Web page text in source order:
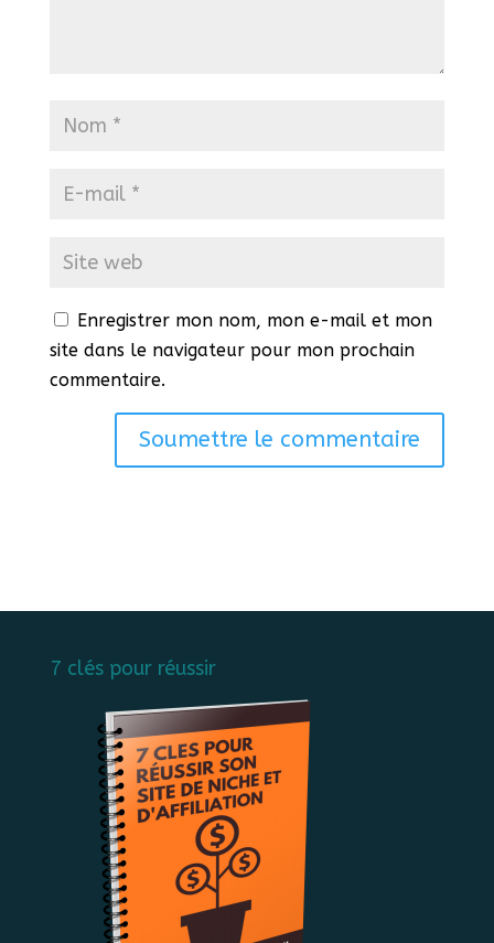
Enregistrer mon nom, mon e-mail et mon
site dans le navigateur pour mon prochain
commentaire.
Soumettre le commentaire
7 clés pour réussir